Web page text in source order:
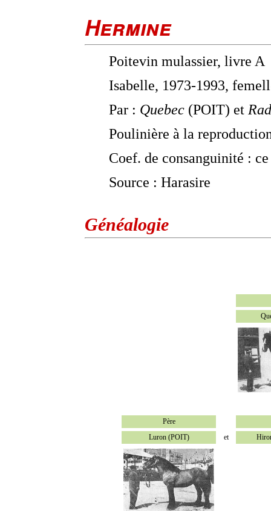
Hermine
Poitevin mulassier, livre A
Isabelle, 1973-1993,
Par : Quebec (POIT) et
Poulinière à la
Coef. de consanguinité :
Source : Harasire
Généalogie
Père
Luron (POIT)
et